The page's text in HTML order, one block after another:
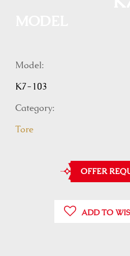
Model:
K7-103
Category:
Tore
OFFER
ADD TO